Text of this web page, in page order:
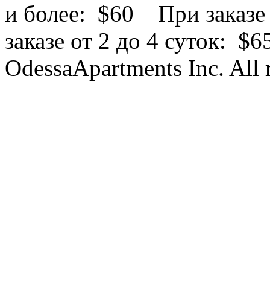
и более: $60
При
заказе от 2 до 4 суток:
OdessaApartments Inc.